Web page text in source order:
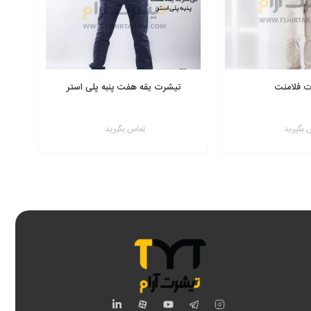
برای همین هدف طراحی شده است:
مرتب خود را حفظ می کند. کارمندان شما همیشه حرفه ای به نظر
از دست نمی دهد. این یعنی لوگوی شما برای مدت ها به بهترین
کمک می کند. این تیشرت برای استفاده روزمره محیط کار یا
فلامنت
بگیرید
تیشرت یقه هفت پنبه پلی استر
تماس بگیرید
اینستاگرام تلگرام یوتیوب آپارات